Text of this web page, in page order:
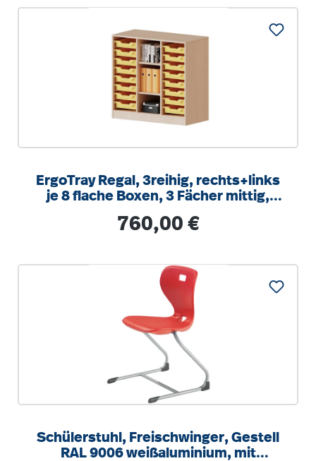
ErgoTray Regal, 3reihig, rechts+links
je 8 flache Boxen, 3 Fächer mittig,
Regulärer Preis:
760,00 €
Schülerstuhl, Freischwinger, Gestell
RAL 9006 weißaluminium, mit